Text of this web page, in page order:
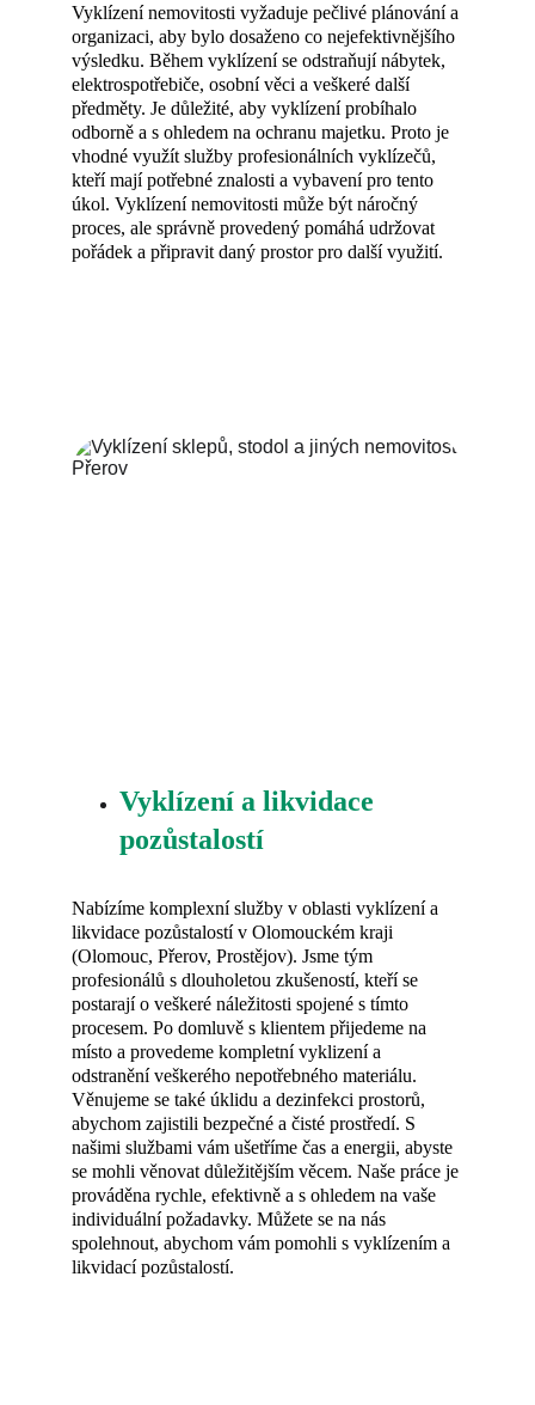
Vyklízení nemovitosti vyžaduje pečlivé plánování a
organizaci, aby bylo dosaženo co nejefektivnějšího
výsledku. Během vyklízení se odstraňují nábytek,
elektrospotřebiče, osobní věci a veškeré další
předměty. Je důležité, aby vyklízení probíhalo
odborně a s ohledem na ochranu majetku. Proto je
vhodné využít služby profesionálních vyklízečů,
kteří mají potřebné znalosti a vybavení pro tento
úkol. Vyklízení nemovitosti může být náročný
proces, ale správně provedený pomáhá udržovat
pořádek a připravit daný prostor pro další využití.
Vyklízení a likvidace
pozůstalostí
Nabízíme komplexní služby v oblasti vyklízení a
likvidace pozůstalostí v Olomouckém kraji
(Olomouc, Přerov, Prostějov). Jsme tým
profesionálů s dlouholetou zkušeností, kteří se
postarají o veškeré náležitosti spojené s tímto
procesem. Po domluvě s klientem přijedeme na
místo a provedeme kompletní vyklizení a
odstranění veškerého nepotřebného materiálu.
Věnujeme se také úklidu a dezinfekci prostorů,
abychom zajistili bezpečné a čisté prostředí. S
našimi službami vám ušetříme čas a energii, abyste
se mohli věnovat důležitějším věcem. Naše práce je
prováděna rychle, efektivně a s ohledem na vaše
individuální požadavky. Můžete se na nás
spolehnout, abychom vám pomohli s vyklízením a
likvidací pozůstalostí.